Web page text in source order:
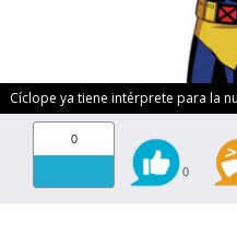
Cíclope ya tiene intérprete para la
0
0